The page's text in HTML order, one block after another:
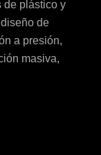
de plástico y
diseño de
a presión,
masiva,